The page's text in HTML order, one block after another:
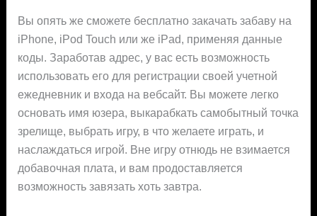
Вы опять же сможете бесплатно закачать забаву на
iPhone, iPod Touch или же iPad, применяя данные
коды. Заработав адрес, у вас есть возможность
использовать его для регистрации своей учетной
ежедневник и входа на вебсайт. Вы можете легко
основать имя юзера, выкарабкать самобытный точка
зрелище, выбрать игру, в что желаете играть, и
наслаждаться игрой. Вне игру отнюдь не взимается
добавочная плата, и вам продоставляется
возможность завязать хоть завтра.